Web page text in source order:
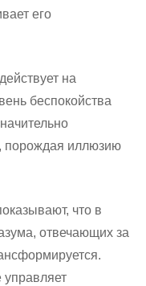
его
на
беспокойства
порождая иллюзию
что в
отвечающих за
управляет